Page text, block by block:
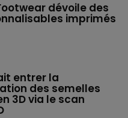
dévoile des
imprimés
entrer la
des semelles
3D via le scan